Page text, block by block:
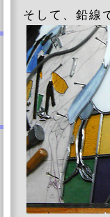
そして、鉛線